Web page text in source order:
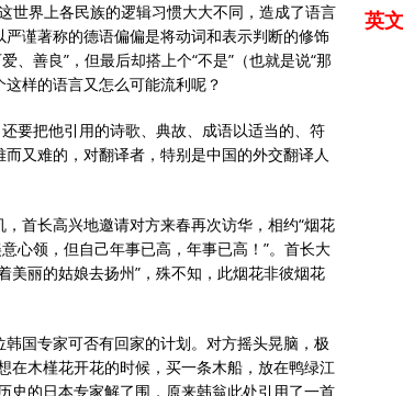
世界上各民族的逻辑习惯大大不同，造成了语言
谨著称的德语偏偏是将动词和表示判断的修饰
、善良”，但最后却搭上个“不是”（也就是说“那
样的语言又怎么可能流利呢？
要把他引用的诗歌、典故、成语以适当的、符
又难的，对翻译者，特别是中国的外交翻译人
首长高兴地邀请对方来春再次访华，相约“烟花
心领，但自己年事已高，年事已高！”。首长大
美丽的姑娘去扬州”，殊不知，此烟花非彼烟花
国专家可否有回家的计划。对方摇头晃脑，极
在木槿花开花的时候，买一条木船，放在鸭绿江
史的日本专家解了围，原来韩翁此处引用了一首
英